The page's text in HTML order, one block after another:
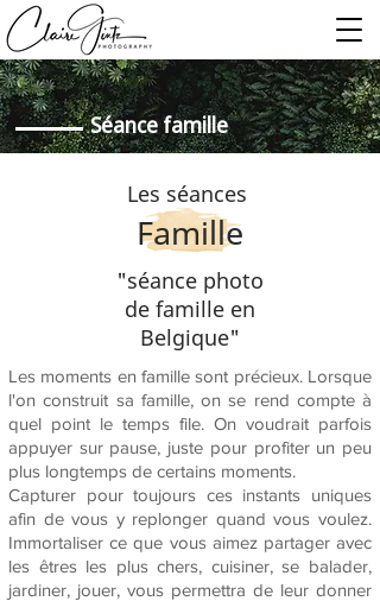
Séance famille
Les séances
Famille
"séance photo
de famille en
Belgique"
Les moments en famille sont précieux. Lorsque
l'on construit sa famille, on se rend compte à
quel point le temps file. On voudrait parfois
appuyer sur pause, juste pour profiter un peu
plus longtemps de certains moments.
Capturer pour toujours ces instants uniques
afin de vous y replonger quand vous voulez.
Immortaliser ce que vous aimez partager avec
les êtres les plus chers, cuisiner, se balader,
jardiner, jouer, vous permettra de leur donner